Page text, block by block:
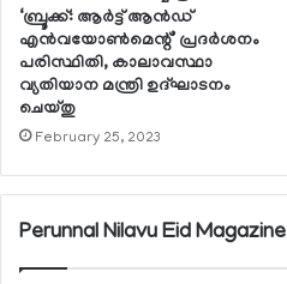
‘ബ്രൂക്ക്: ആര്‍ട്ട് ആന്‍ഡ്
എന്‍വയോണ്‍മെന്റ്’ പ്രദര്‍ശനം
പരിസ്ഥിതി, കാലാവസ്ഥാ
വ്യതിയാന മന്ത്രി ഉദ്ഘാടനം
ചെയ്തു
February 25, 2023
Perunnal Nilavu Eid Magazine